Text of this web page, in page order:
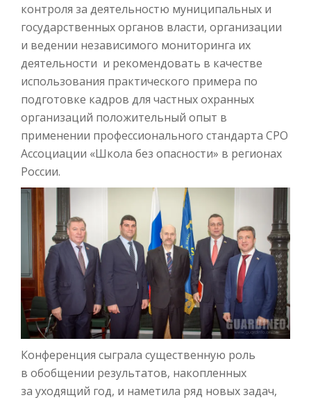
контроля за деятельностю муниципальных и
государственных органов власти, организации
и ведении независимого мониторинга их
деятельности и рекомендовать в качестве
использования практического примера по
подготовке кадров для частных охранных
организаций положительный опыт в
применении профессионального стандарта СРО
Ассоциации «Школа без опасности» в регионах
России.
Конференция сыграла существенную роль
в обобщении результатов, накопленных
за уходящий год, и наметила ряд новых задач,